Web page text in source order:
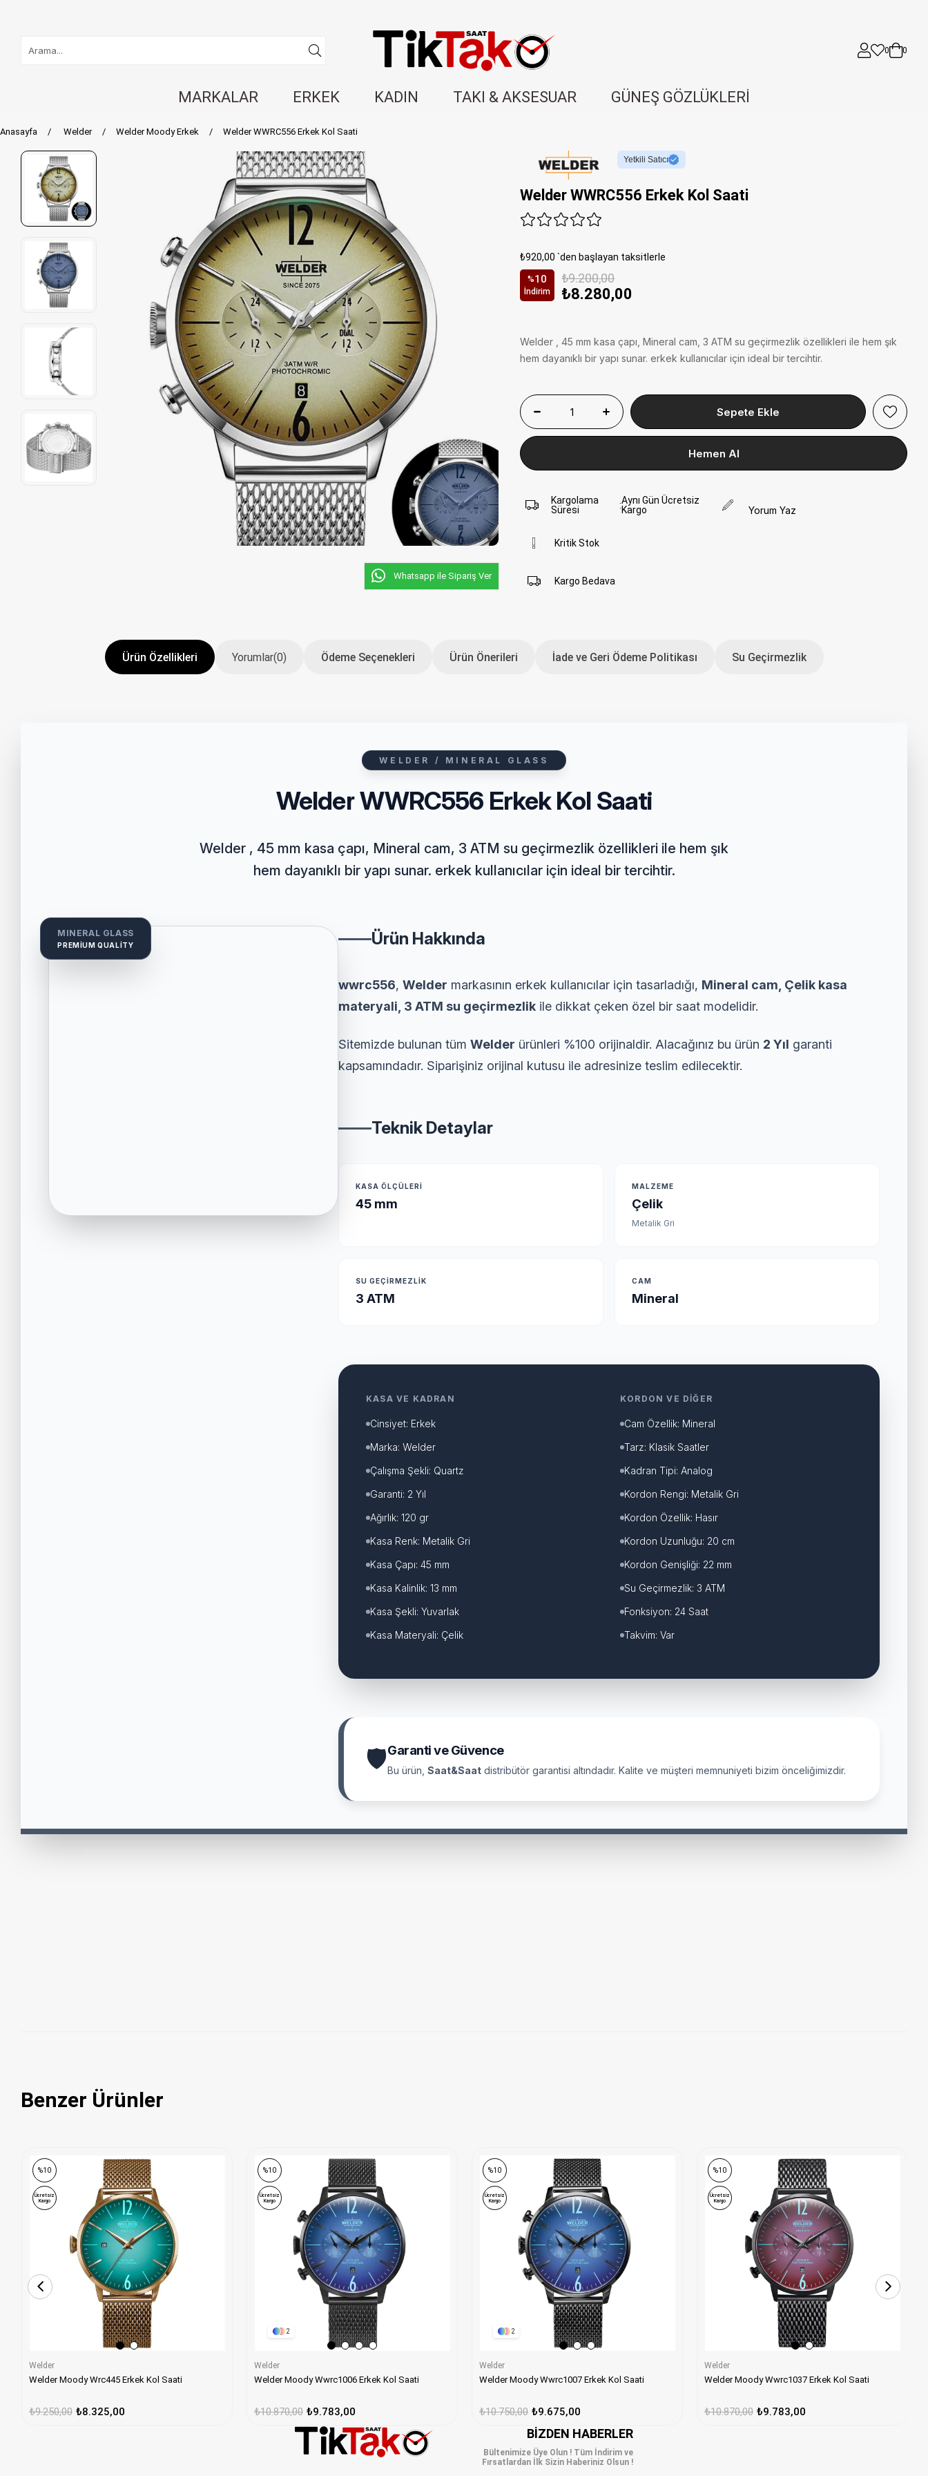
0 0
MARKALAR ERKEK KADIN TAKI & AKSESUAR GÜNEŞ GÖZLÜKLERİ
Anasayfa Welder Welder Moody Erkek Welder WWRC556 Erkek Kol Saati
Whatsapp ile Sipariş Ver
Yetkili Satıcı
Welder WWRC556 Erkek Kol Saati
₺920,00 `den başlayan taksitlerle
%10
İndirim
₺9.200,00
₺8.280,00
Welder , 45 mm kasa çapı, Mineral cam, 3 ATM su geçirmezlik özellikleri ile hem şık
hem dayanıklı bir yapı sunar. erkek kullanıcılar için ideal bir tercihtir.
Kargolama
Süresi
:Aynı Gün Ücretsiz
Kargo
Kritik Stok
Kargo Bedava
Yorum Yaz
Ürün Özellikleri Yorumlar(0) Ödeme Seçenekleri Ürün Önerileri İade ve Geri Ödeme Politikası Su Geçirmezlik
WELDER / MINERAL GLASS
Welder WWRC556 Erkek Kol Saati
Welder , 45 mm kasa çapı, Mineral cam, 3 ATM su geçirmezlik özellikleri ile hem şık
hem dayanıklı bir yapı sunar. erkek kullanıcılar için ideal bir tercihtir.
MINERAL GLASS
PREMIUM QUALITY Ürün Hakkında
wwrc556, Welder markasının erkek kullanıcılar için tasarladığı, Mineral cam, Çelik kasa
materyali, 3 ATM su geçirmezlik ile dikkat çeken özel bir saat modelidir.
Sitemizde bulunan tüm Welder ürünleri %100 orijinaldir. Alacağınız bu ürün 2 Yıl garanti
kapsamındadır. Siparişiniz orijinal kutusu ile adresinize teslim edilecektir.
Teknik Detaylar
KASA ÖLÇÜLERI
45 mm
MALZEME
Çelik
Metalik Gri
SU GEÇIRMEZLIK
3 ATM
CAM
Mineral
KASA VE KADRAN
Cinsiyet: Erkek
Marka: Welder
Çalışma Şekli: Quartz
Garanti: 2 Yıl
Ağırlık: 120 gr
Kasa Renk: Metalik Gri
Kasa Çapı: 45 mm
Kasa Kalinlik: 13 mm
Kasa Şekli: Yuvarlak
Kasa Materyali: Çelik
KORDON VE DIĞER
Cam Özellik: Mineral
Tarz: Klasik Saatler
Kadran Tipi: Analog
Kordon Rengi: Metalik Gri
Kordon Özellik: Hasır
Kordon Uzunluğu: 20 cm
Kordon Genişliği: 22 mm
Su Geçirmezlik: 3 ATM
Fonksiyon: 24 Saat
Takvim: Var
🛡Garanti ve Güvence
Bu ürün, Saat&Saat distribütör garantisi altındadır. Kalite ve müşteri memnuniyeti bizim önceliğimizdir.
Benzer Ürünler
Welder
Welder Moody Wrc445 Erkek Kol Saati
₺8.325,00
₺9.250,00
%10
Ücretsiz
Kargo
2
Welder
Welder Moody Wwrc1006 Erkek Kol Saati
₺9.783,00
₺10.870,00
%10
Ücretsiz
Kargo
2
Welder
Welder Moody Wwrc1007 Erkek Kol Saati
₺9.675,00
₺10.750,00
%10
Ücretsiz
Kargo
Welder
Welder Moody Wwrc1037 Erkek Kol Saati
₺9.783,00
₺10.870,00
%10
Ücretsiz
Kargo
BIZDEN HABERLER
Bültenimize Üye Olun ! Tüm İndirim ve
Fırsatlardan İlk Sizin Haberiniz Olsun !